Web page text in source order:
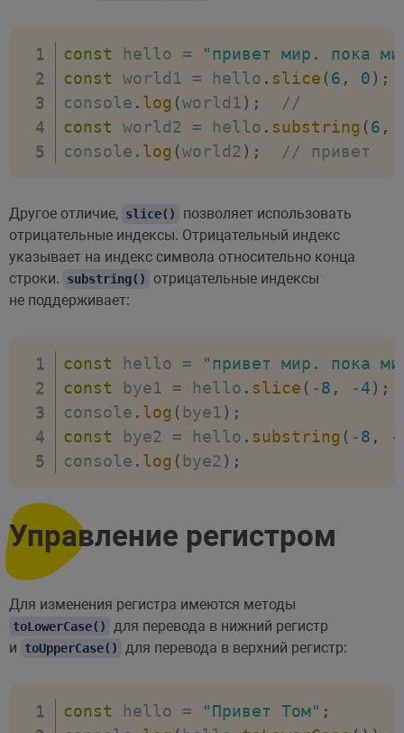
const hello =
"привет мир. пока
const world1 = hello . slice (6 , 0) ;
console . log (world1) ;
//
const world2 = hello . substring (6 ,
console . log (world2 ) ; // привет
Другое отличие, slice()
позволяет использовать
отрицательные индексы. Отрицательный индекс
указывает на индекс символа относительно конца
строки.
substring()
отрицательные индексы
не поддерживает:
const hello =
"привет мир. пока
const bye1 = hello . slice ( -8 , -4) ;
console . log ( bye1) ;
const bye2 = hello . substring ( -8 , -
console . log ( bye2 ) ;
Управление регистром
Для изменения регистра имеются методы
toLowerCase()
для перевода в нижний регистр
и
toUpperCase() для перевода в верхний регистр:
const hello = "Привет Том" ;